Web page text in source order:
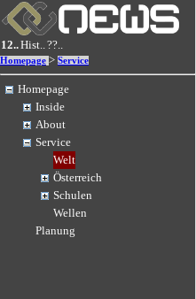
12..Hist..??..
Homepage > Service
Homepage
Inside
About
Service
Welt
Österreich
Schulen
Wellen
Planung